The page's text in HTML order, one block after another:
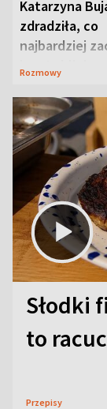
Katarzyna
zdradziła, co
najbardziej
ją w Lublinie
Rozmowy
Słodki
to
Przepisy